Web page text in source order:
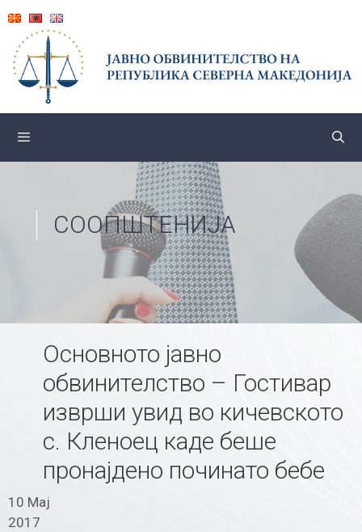
content
СООПШТЕНИЈА
Основното јавно
обвинителство – Гостивар
изврши увид во кичевското
с. Кленоец каде беше
пронајдено починато бебе
10 Мај
2017